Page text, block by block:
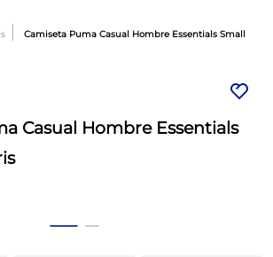
Camiseta Puma Casual Hombre Essentials Small
Casual Hombre Essentials